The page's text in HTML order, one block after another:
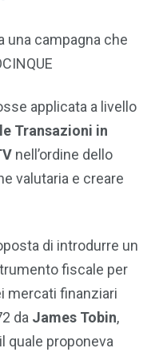
una campagna che
applicata a livello
Transazioni in
nell’ordine dello
valutaria e creare
di introdurre un
fiscale per
mercati finanziari
da James Tobin,
quale proponeva